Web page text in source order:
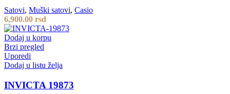
Satovi, Muški satovi, Casio
6,900.00 rsd
Dodaj u korpu
Brzi pregled
Uporedi
Dodaj u listu želja
INVICTA 19873